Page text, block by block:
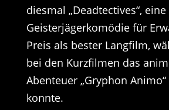
diesmal „Deadtectives“, eine
Geisterjägerkomödie für
Preis als bester Langfilm,
bei den Kurzfilmen das
Abenteuer „Gryphon
konnte.